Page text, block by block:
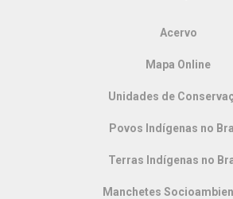
Acervo
Mapa Online
Unidades de
Povos Indígenas no
Terras Indígenas no
Manchetes